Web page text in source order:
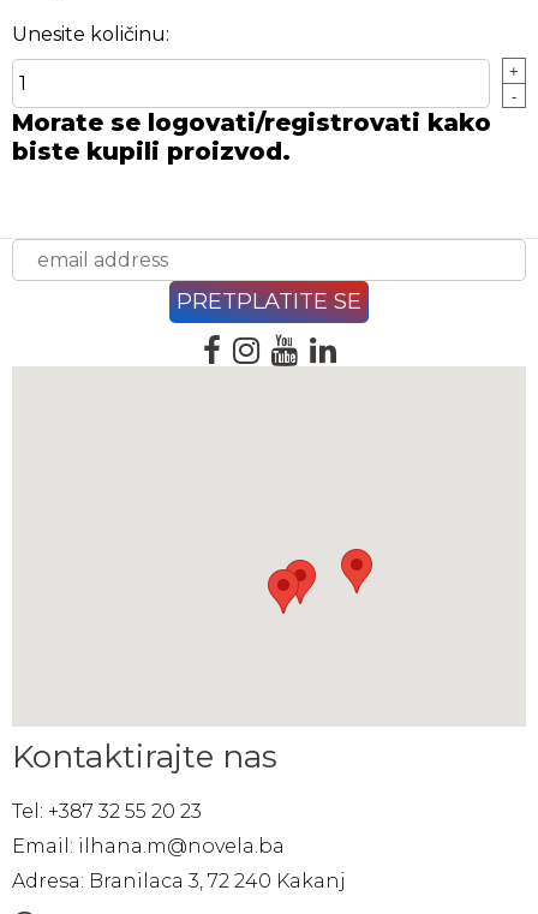
Unesite količinu:
+
-
Morate se logovati/registrovati kako
biste kupili proizvod.
Kontaktirajte nas
Tel: +387 32 55 20 23
Email: ilhana.m@novela.ba
Adresa: Branilaca 3, 72 240 Kakanj